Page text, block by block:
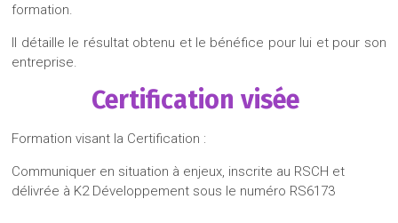
formation.
Il détaille le résultat obtenu et le bénéfice pour lui et pour son
entreprise.
Certification visée
Formation visant la Certification :
Communiquer en situation à enjeux, inscrite au RSCH et
délivrée à K2 Développement sous le numéro RS6173